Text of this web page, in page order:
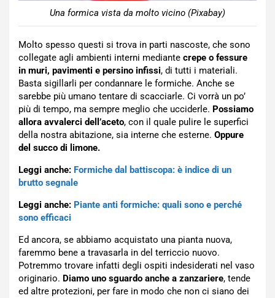
Una formica vista da molto vicino (Pixabay)
Molto spesso questi si trova in parti nascoste, che sono
collegate agli ambienti interni mediante crepe o fessure
in muri, pavimenti e persino infissi, di tutti i materiali.
Basta sigillarli per condannare le formiche. Anche se
sarebbe più umano tentare di scacciarle. Ci vorrà un po’
più di tempo, ma sempre meglio che ucciderle. Possiamo
allora avvalerci dell’aceto, con il quale pulire le superfici
della nostra abitazione, sia interne che esterne. Oppure
del succo di limone.
Leggi anche: Formiche dal battiscopa: è indice di un
brutto segnale
Leggi anche: Piante anti formiche: quali sono e perché
sono efficaci
Ed ancora, se abbiamo acquistato una pianta nuova,
faremmo bene a travasarla in del terriccio nuovo.
Potremmo trovare infatti degli ospiti indesiderati nel vaso
originario. Diamo uno sguardo anche a zanzariere, tende
ed altre protezioni, per fare in modo che non ci siano dei